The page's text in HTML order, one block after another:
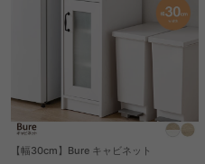
【幅30cm】Bure キャビネット